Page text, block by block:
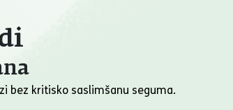
bez kritisko saslimšanu seguma.